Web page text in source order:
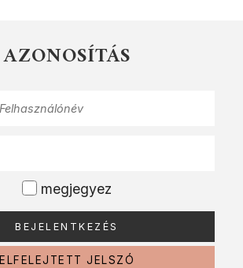
AZONOSÍTÁS
megjegyez
ELFELEJTETT JELSZÓ